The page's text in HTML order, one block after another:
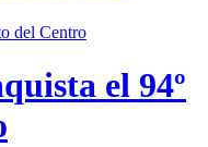
el 94º